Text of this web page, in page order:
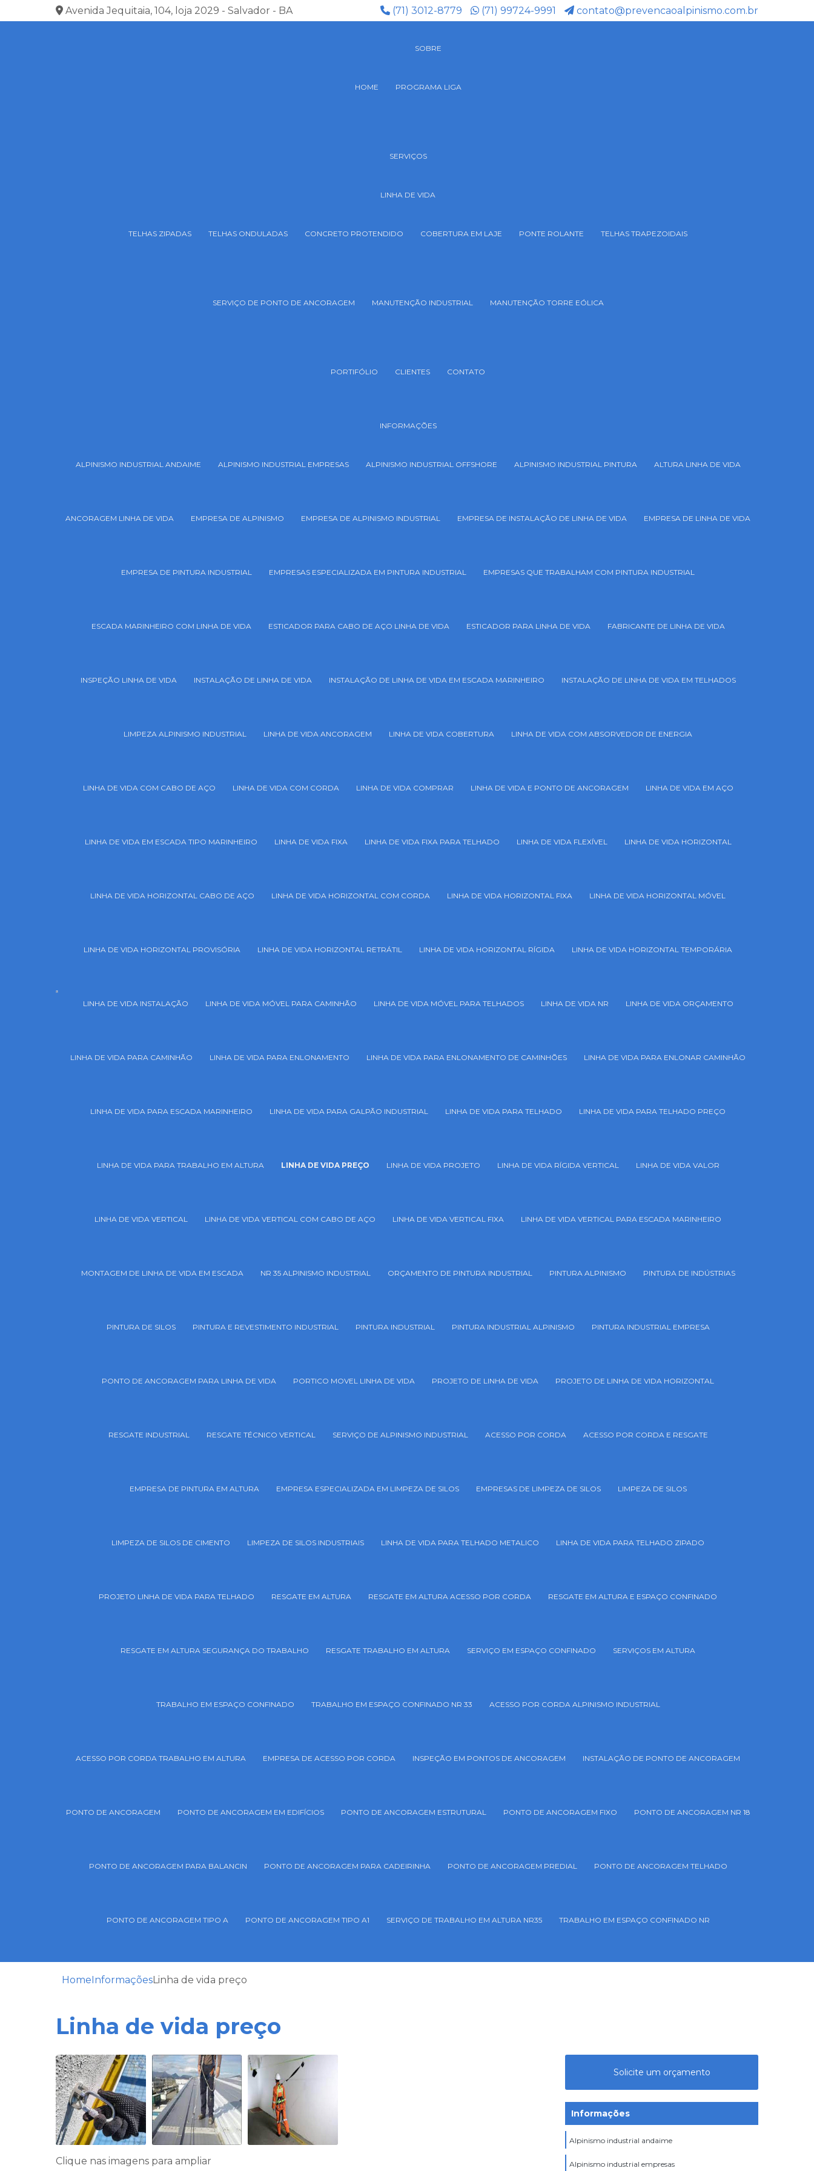
Avenida Jequitaia, 104, loja 2029 - Salvador - BA (71) 3012-8779 (71) 99724-9991 contato@prevencaoalpinismo.com.br
HOME
SOBRE
PROGRAMA LIGA
SERVIÇOS
LINHA DE VIDA
TELHAS ZIPADAS TELHAS ONDULADAS CONCRETO PROTENDIDO COBERTURA EM LAJE PONTE ROLANTE TELHAS TRAPEZOIDAIS
SERVIÇO DE PONTO DE ANCORAGEM MANUTENÇÃO INDUSTRIAL MANUTENÇÃO TORRE EÓLICA
PORTIFÓLIO CLIENTES CONTATO
INFORMAÇÕES
ALPINISMO INDUSTRIAL ANDAIME ALPINISMO INDUSTRIAL EMPRESAS ALPINISMO INDUSTRIAL OFFSHORE ALPINISMO INDUSTRIAL PINTURA ALTURA LINHA DE VIDA
ANCORAGEM LINHA DE VIDA EMPRESA DE ALPINISMO EMPRESA DE ALPINISMO INDUSTRIAL EMPRESA DE INSTALAÇÃO DE LINHA DE VIDA EMPRESA DE LINHA DE VIDA
EMPRESA DE PINTURA INDUSTRIAL EMPRESAS ESPECIALIZADA EM PINTURA INDUSTRIAL EMPRESAS QUE TRABALHAM COM PINTURA INDUSTRIAL
ESCADA MARINHEIRO COM LINHA DE VIDA ESTICADOR PARA CABO DE AÇO LINHA DE VIDA ESTICADOR PARA LINHA DE VIDA FABRICANTE DE LINHA DE VIDA
INSPEÇÃO LINHA DE VIDA INSTALAÇÃO DE LINHA DE VIDA INSTALAÇÃO DE LINHA DE VIDA EM ESCADA MARINHEIRO INSTALAÇÃO DE LINHA DE VIDA EM TELHADOS
LIMPEZA ALPINISMO INDUSTRIAL LINHA DE VIDA ANCORAGEM LINHA DE VIDA COBERTURA LINHA DE VIDA COM ABSORVEDOR DE ENERGIA
LINHA DE VIDA COM CABO DE AÇO LINHA DE VIDA COM CORDA LINHA DE VIDA COMPRAR LINHA DE VIDA E PONTO DE ANCORAGEM LINHA DE VIDA EM AÇO
LINHA DE VIDA EM ESCADA TIPO MARINHEIRO LINHA DE VIDA FIXA LINHA DE VIDA FIXA PARA TELHADO LINHA DE VIDA FLEXÍVEL LINHA DE VIDA HORIZONTAL
LINHA DE VIDA HORIZONTAL CABO DE AÇO LINHA DE VIDA HORIZONTAL COM CORDA LINHA DE VIDA HORIZONTAL FIXA LINHA DE VIDA HORIZONTAL MÓVEL
LINHA DE VIDA HORIZONTAL PROVISÓRIA LINHA DE VIDA HORIZONTAL RETRÁTIL LINHA DE VIDA HORIZONTAL RÍGIDA LINHA DE VIDA HORIZONTAL TEMPORÁRIA
LINHA DE VIDA INSTALAÇÃO LINHA DE VIDA MÓVEL PARA CAMINHÃO LINHA DE VIDA MÓVEL PARA TELHADOS LINHA DE VIDA NR LINHA DE VIDA ORÇAMENTO
LINHA DE VIDA PARA CAMINHÃO LINHA DE VIDA PARA ENLONAMENTO LINHA DE VIDA PARA ENLONAMENTO DE CAMINHÕES LINHA DE VIDA PARA ENLONAR CAMINHÃO
LINHA DE VIDA PARA ESCADA MARINHEIRO LINHA DE VIDA PARA GALPÃO INDUSTRIAL LINHA DE VIDA PARA TELHADO LINHA DE VIDA PARA TELHADO PREÇO
LINHA DE VIDA PARA TRABALHO EM ALTURA LINHA DE VIDA PREÇO LINHA DE VIDA PROJETO LINHA DE VIDA RÍGIDA VERTICAL LINHA DE VIDA VALOR
LINHA DE VIDA VERTICAL LINHA DE VIDA VERTICAL COM CABO DE AÇO LINHA DE VIDA VERTICAL FIXA LINHA DE VIDA VERTICAL PARA ESCADA MARINHEIRO
MONTAGEM DE LINHA DE VIDA EM ESCADA NR 35 ALPINISMO INDUSTRIAL ORÇAMENTO DE PINTURA INDUSTRIAL PINTURA ALPINISMO PINTURA DE INDÚSTRIAS
PINTURA DE SILOS PINTURA E REVESTIMENTO INDUSTRIAL PINTURA INDUSTRIAL PINTURA INDUSTRIAL ALPINISMO PINTURA INDUSTRIAL EMPRESA
PONTO DE ANCORAGEM PARA LINHA DE VIDA PORTICO MOVEL LINHA DE VIDA PROJETO DE LINHA DE VIDA PROJETO DE LINHA DE VIDA HORIZONTAL
RESGATE INDUSTRIAL RESGATE TÉCNICO VERTICAL SERVIÇO DE ALPINISMO INDUSTRIAL ACESSO POR CORDA ACESSO POR CORDA E RESGATE
EMPRESA DE PINTURA EM ALTURA EMPRESA ESPECIALIZADA EM LIMPEZA DE SILOS EMPRESAS DE LIMPEZA DE SILOS LIMPEZA DE SILOS
LIMPEZA DE SILOS DE CIMENTO LIMPEZA DE SILOS INDUSTRIAIS LINHA DE VIDA PARA TELHADO METALICO LINHA DE VIDA PARA TELHADO ZIPADO
PROJETO LINHA DE VIDA PARA TELHADO RESGATE EM ALTURA RESGATE EM ALTURA ACESSO POR CORDA RESGATE EM ALTURA E ESPAÇO CONFINADO
RESGATE EM ALTURA SEGURANÇA DO TRABALHO RESGATE TRABALHO EM ALTURA SERVIÇO EM ESPAÇO CONFINADO SERVIÇOS EM ALTURA
TRABALHO EM ESPAÇO CONFINADO TRABALHO EM ESPAÇO CONFINADO NR 33 ACESSO POR CORDA ALPINISMO INDUSTRIAL
ACESSO POR CORDA TRABALHO EM ALTURA EMPRESA DE ACESSO POR CORDA INSPEÇÃO EM PONTOS DE ANCORAGEM INSTALAÇÃO DE PONTO DE ANCORAGEM
PONTO DE ANCORAGEM PONTO DE ANCORAGEM EM EDIFÍCIOS PONTO DE ANCORAGEM ESTRUTURAL PONTO DE ANCORAGEM FIXO PONTO DE ANCORAGEM NR 18
PONTO DE ANCORAGEM PARA BALANCIN PONTO DE ANCORAGEM PARA CADEIRINHA PONTO DE ANCORAGEM PREDIAL PONTO DE ANCORAGEM TELHADO
PONTO DE ANCORAGEM TIPO A PONTO DE ANCORAGEM TIPO A1 SERVIÇO DE TRABALHO EM ALTURA NR35 TRABALHO EM ESPAÇO CONFINADO NR
HomeInformaçõesLinha de vida preço
Linha de vida preço
Clique nas imagens para ampliar
Solicite um orçamento
Informações
Alpinismo industrial andaime
Alpinismo industrial empresas